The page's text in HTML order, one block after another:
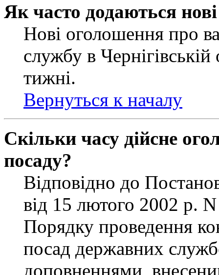
Як часто додаються
Нові оголошення про
службу в
тижні.
Вернуться к началу
Скільки часу дійсне
посаду?
Відповідно до
від 15 лютого 2002 р.
Порядку проведення
посад державних
доповненнями,